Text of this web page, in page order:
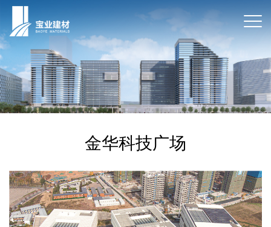
金华科技广场